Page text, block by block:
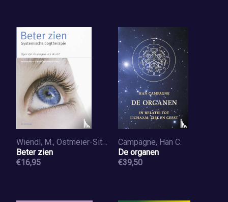
Wiendl, M., Ostmeier-Sitkowski, U.
Beter zien
€16,95
Campagne, Han C.
De organen
€39,50